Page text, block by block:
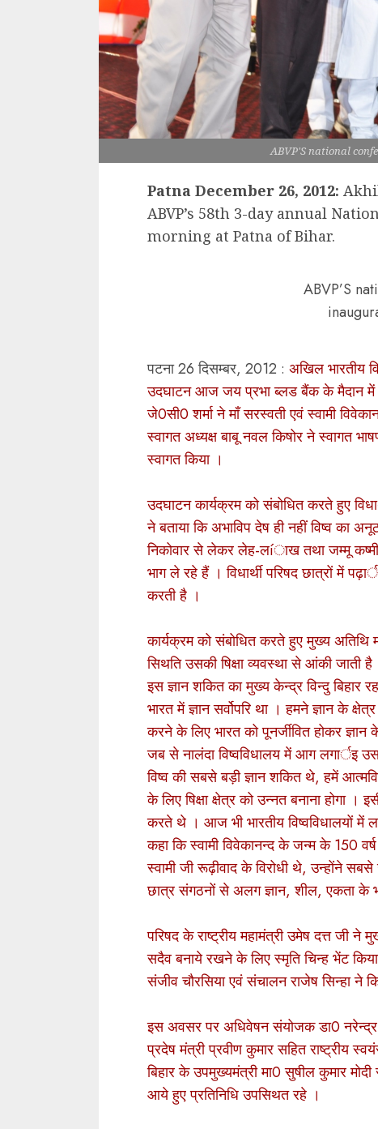
ABVP'S national
Patna December 26, 2012:
ABVP’s 58th 3-day annual
morning at Patna of Bihar.
ABVP’S
पटना 26 दिसम्बर, 2012 : अखिल भारतीय
उदघाटन आज जय प्रभा ब्लड बैंक के मैदान में
जे0सी0 शर्मा ने माँ सरस्वती एवं स्वामी
स्वागत अध्यक्ष बाबू नवल किषोर ने स्वागत
स्वागत किया ।
उदघाटन कार्यक्रम को संबोधित करते हुए
ने बताया कि अभाविप देष ही नहीं विष्व का
निकोवार से लेकर लेह-लíाख तथा जम्मू
भाग ले रहे हैं । विधार्थी परिषद छात्रों में
करती है ।
कार्यक्रम को संबोधित करते हुए मुख्य अतिथि
सिथति उसकी षिक्षा व्यवस्था से आंकी जाती
इस ज्ञान शकित का मुख्य केन्द्र विन्दु
भारत में ज्ञान सर्वोपरि था । हमने ज्ञान के
करने के लिए भारत को पूनर्जीवित होकर
जब से नालंदा विष्वविधालय में आग लगार्इ
विष्व की सबसे बड़ी ज्ञान शकित थे, हमें
के लिए षिक्षा क्षेत्र को उन्नत बनाना होगा
करते थे । आज भी भारतीय विष्वविधालयों में
कहा कि स्वामी विवेकानन्द के जन्म के 150
स्वामी जी रूढ़ीवाद के विरोधी थे, उन्होंने
छात्र संगठनों से अलग ज्ञान, शील, एकता के
परिषद के राष्ट्रीय महामंत्री उमेष दत्त जी
सदैव बनाये रखने के लिए स्मृति चिन्ह भेंट
संजीव चौरसिया एवं संचालन राजेष सिन्हा ने
इस अवसर पर अधिवेषन संयोजक डा0 नरेन्द्र
प्रदेष मंत्री प्रवीण कुमार सहित राष्ट्रीय
बिहार के उपमुख्यमंत्री मा0 सुषील कुमार
आये हुए प्रतिनिधि उपसिथत रहे ।